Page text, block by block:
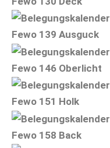
Fewo 139 Ausguck
Fewo 146 Oberlicht
Fewo 151 Holk
Fewo 158 Back